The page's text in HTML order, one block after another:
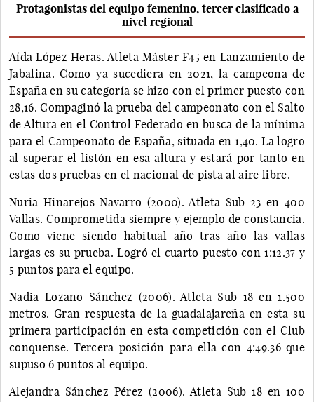
Protagonistas del equipo femenino, tercer clasificado a
nivel regional
Aída López Heras. Atleta Máster F45 en Lanzamiento de
Jabalina. Como ya sucediera en 2021, la campeona de
España en su categoría se hizo con el primer puesto con
28,16. Compaginó la prueba del campeonato con el Salto
de Altura en el Control Federado en busca de la mínima
para el Campeonato de España, situada en 1,40. La logro
al superar el listón en esa altura y estará por tanto en
estas dos pruebas en el nacional de pista al aire libre.
Nuria Hinarejos Navarro (2000). Atleta Sub 23 en 400
Vallas. Comprometida siempre y ejemplo de constancia.
Como viene siendo habitual año tras año las vallas
largas es su prueba. Logró el cuarto puesto con 1:12.37 y
5 puntos para el equipo.
Nadia Lozano Sánchez (2006). Atleta Sub 18 en 1.500
metros. Gran respuesta de la guadalajareña en esta su
primera participación en esta competición con el Club
conquense. Tercera posición para ella con 4:49.36 que
supuso 6 puntos al equipo.
Alejandra Sánchez Pérez (2006). Atleta Sub 18 en 100